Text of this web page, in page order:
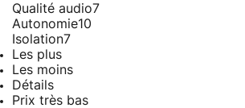
Qualité audio7
Autonomie10
Isolation7
Les plus
Les moins
Détails
Prix très bas